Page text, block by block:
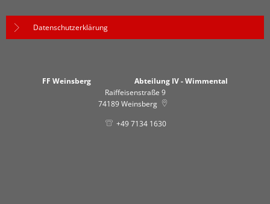
Datenschutzerklärung
FF Weinsberg Abteilung IV - Wimmental
Raiffeisenstraße 9
74189Weinsberg
+49 7134 1630